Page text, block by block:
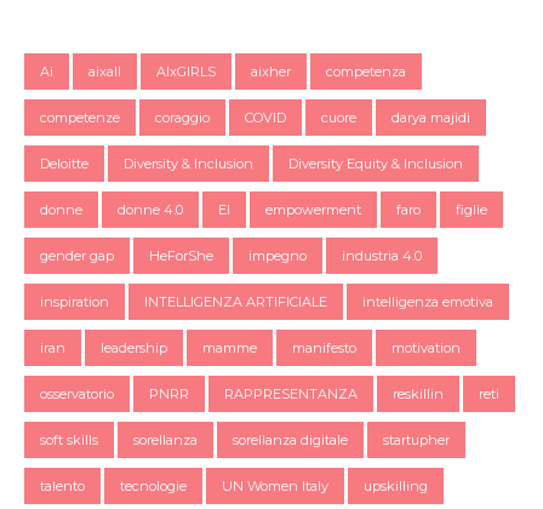
Ai aixall AIxGIRLS aixher competenza
competenze coraggio COVID cuore darya majidi
Deloitte Diversity & Inclusion Diversity Equity & Inclusion
donne donne 4.0 EI empowerment faro figlie
gender gap HeForShe impegno industria 4.0
inspiration INTELLIGENZA ARTIFICIALE intelligenza emotiva
iran leadership mamme manifesto motivation
osservatorio PNRR RAPPRESENTANZA reskillin reti
soft skills sorellanza sorellanza digitale startupher
talento tecnologie UN Women Italy upskilling